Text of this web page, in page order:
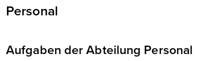
Personal
Aufgaben der Abteilung Personal